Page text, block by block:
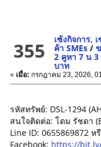
355 เซ้งกิจการ,
ค้า SMEs /
2 คูหา 7 น 3
บาท
« เมื่อ: กรกฎาคม 23, 2026,
รหัสทรัพย์: DSL-1294
สนใจติดต่อ: โดม รัชดา
Line ID: 0655869872
Facebook: https://